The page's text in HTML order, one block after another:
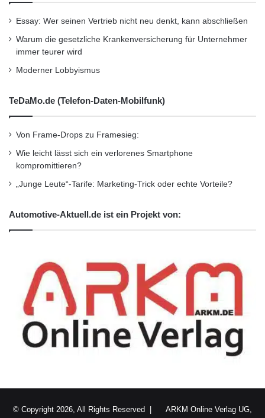
Essay: Wer seinen Vertrieb nicht neu denkt, kann abschließen
Warum die gesetzliche Krankenversicherung für Unternehmer
immer teurer wird
Moderner Lobbyismus
TeDaMo.de (Telefon-Daten-Mobilfunk)
Von Frame-Drops zu Framesieg:
Wie leicht lässt sich ein verlorenes Smartphone
kompromittieren?
„Junge Leute“-Tarife: Marketing-Trick oder echte Vorteile?
Automotive-Aktuell.de ist ein Projekt von:
© Copyright 2026, All Rights Reserved | ARKM Online Verlag UG,